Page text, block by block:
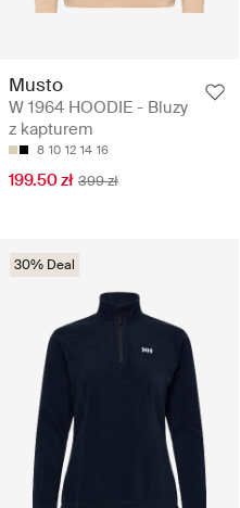
Musto
W 1964 HOODIE - Bluzy
z kapturem
8 10 12 14 16
199.50 zł 399 zł
30% Deal